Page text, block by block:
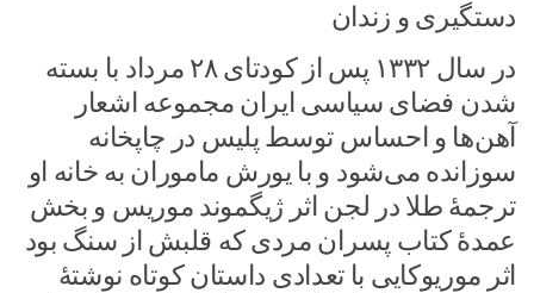
دستگیری و زندان
در سال ۱۳۳۲ پس از کودتای ۲۸ مرداد با بسته
شدن فضای سیاسی ایران مجموعه اشعار
آهن‌ها و احساس توسط پلیس در چاپخانه
سوزانده می‌شود و با یورش ماموران به خانه او
ترجمهٔ طلا در لجن اثر ژیگموند موریس و بخش
عمدهٔ کتاب پسران مردی که قلبش از سنگ بود
اثر موریوکایی با تعدادی داستان کوتاه نوشتهٔ